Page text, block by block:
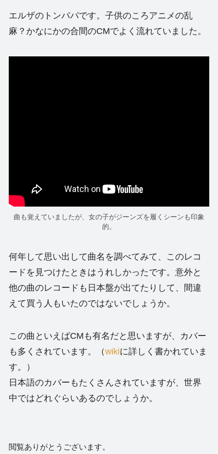
エルザのトンパパです。子供のころアニメの乱
麻？かなにかの合間のCMでよく流れていました。
曲も覚えていましたが、女の子がジーンズを履くシーンも印象
的。
何年して思い出して曲名を調べてみて、このレコ
ードを見つけたときはうれしかったです。意外と
他の曲のレコードも日本盤が出てたりして、間違
えて買う人もいたのではないでしょうか。
この曲といえばCMも有名だと思いますが、カバー
も多くされています。（wikiに詳しく書かれていま
す。）
日本語のカバーもたくさんされていますが、世界
中ではどれぐらいあるのでしょうか。
閲覧ありがとうございます。